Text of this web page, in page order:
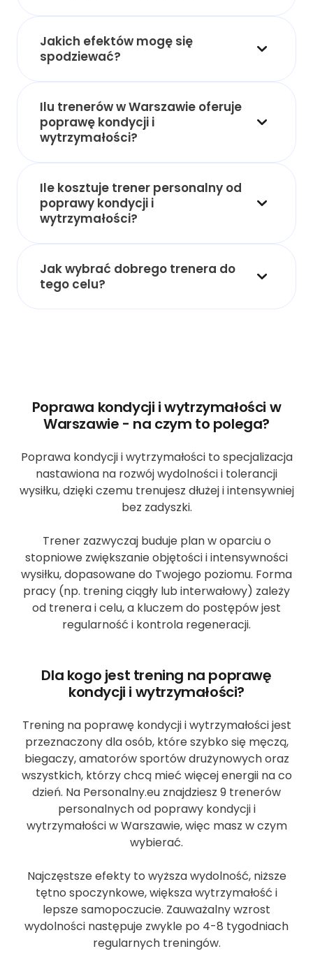
Jakich efektów mogę się
spodziewać?
Ilu trenerów w Warszawie oferuje
poprawę kondycji i
wytrzymałości?
Ile kosztuje trener personalny od
poprawy kondycji i
wytrzymałości?
Jak wybrać dobrego trenera do
tego celu?
Poprawa kondycji i wytrzymałości w
Warszawie - na czym to polega?
Poprawa kondycji i wytrzymałości to specjalizacja
nastawiona na rozwój wydolności i tolerancji
wysiłku, dzięki czemu trenujesz dłużej i intensywniej
bez zadyszki.
Trener zazwyczaj buduje plan w oparciu o
stopniowe zwiększanie objętości i intensywności
wysiłku, dopasowane do Twojego poziomu. Forma
pracy (np. trening ciągły lub interwałowy) zależy
od trenera i celu, a kluczem do postępów jest
regularność i kontrola regeneracji.
Dla kogo jest trening na poprawę
kondycji i wytrzymałości?
Trening na poprawę kondycji i wytrzymałości jest
przeznaczony dla osób, które szybko się męczą,
biegaczy, amatorów sportów drużynowych oraz
wszystkich, którzy chcą mieć więcej energii na co
dzień. Na Personalny.eu znajdziesz 9 trenerów
personalnych od poprawy kondycji i
wytrzymałości w Warszawie, więc masz w czym
wybierać.
Najczęstsze efekty to wyższa wydolność, niższe
tętno spoczynkowe, większa wytrzymałość i
lepsze samopoczucie. Zauważalny wzrost
wydolności następuje zwykle po 4-8 tygodniach
regularnych treningów.